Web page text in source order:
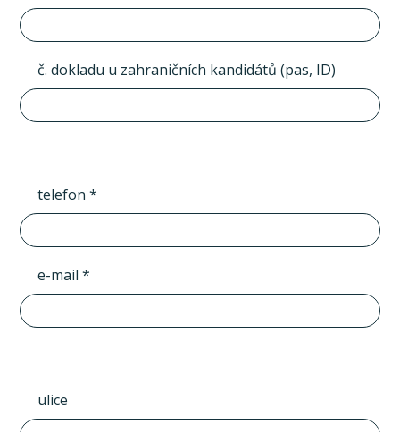
č. dokladu u zahraničních kandidátů (pas, ID)
telefon *
e-mail *
ulice